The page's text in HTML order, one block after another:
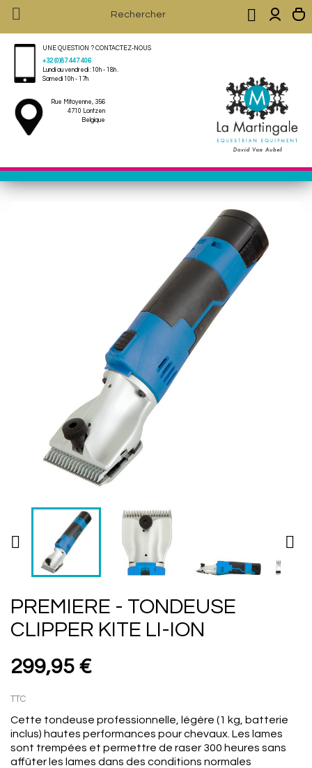
 
UNE QUESTION ? CONTACTEZ-NOUS
+32 (0)87 447 406
Lundi au vendredi : 10h - 18h .
Samedi 10h - 17h
Rue Mitoyenne, 356
4710 Lontzen
Belgique
 
PREMIERE - TONDEUSE
CLIPPER KITE LI-ION
299,95 €
TTC
Cette tondeuse professionnelle, légère (1 kg, batterie
inclus) hautes performances pour chevaux. Les lames
sont trempées et permettre de raser 300 heures sans
affûter les lames dans des conditions normales